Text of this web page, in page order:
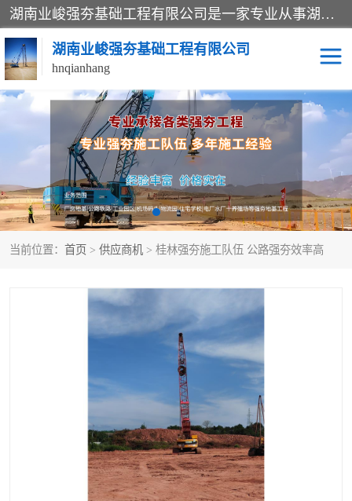
湖南业峻强夯基础工程有限公司是一家专业从事湖南强夯基础工程、强夯机租赁，地基处理的施工单位。业务覆盖：湖南、广东，江西等地。可承接1000KN.m-25000KN.m强夯（置换）工程。公司创始人是国内较早期从事强夯施工的建设者，经过多年的一步一个脚印的发展，在行业内具有较高的度和良好的口碑。
湖南业峻强夯基础工程有限公司
hnqianhang
当前位置： 首页 > 供应商机 > 桂林强夯施工队伍 公路强夯效率高
强夯施工案例 强夯机租赁
强夯施工工程 强夯施工队伍
强夯队伍